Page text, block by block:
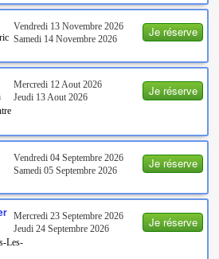
Je réserve
Vendredi 13 Novembre 2026
Samedi 14 Novembre 2026
Je réserve
Mercredi 12 Aout 2026
Jeudi 13 Aout 2026
Je réserve
Vendredi 04 Septembre 2026
Samedi 05 Septembre 2026
Je réserve
Les-
Mercredi 23 Septembre 2026
Jeudi 24 Septembre 2026